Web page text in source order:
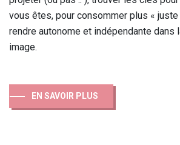
vous êtes, pour consommer plus «
rendre autonome et indépendante dans
image.
EN SAVOIR PLUS